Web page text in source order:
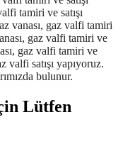
Lütfen